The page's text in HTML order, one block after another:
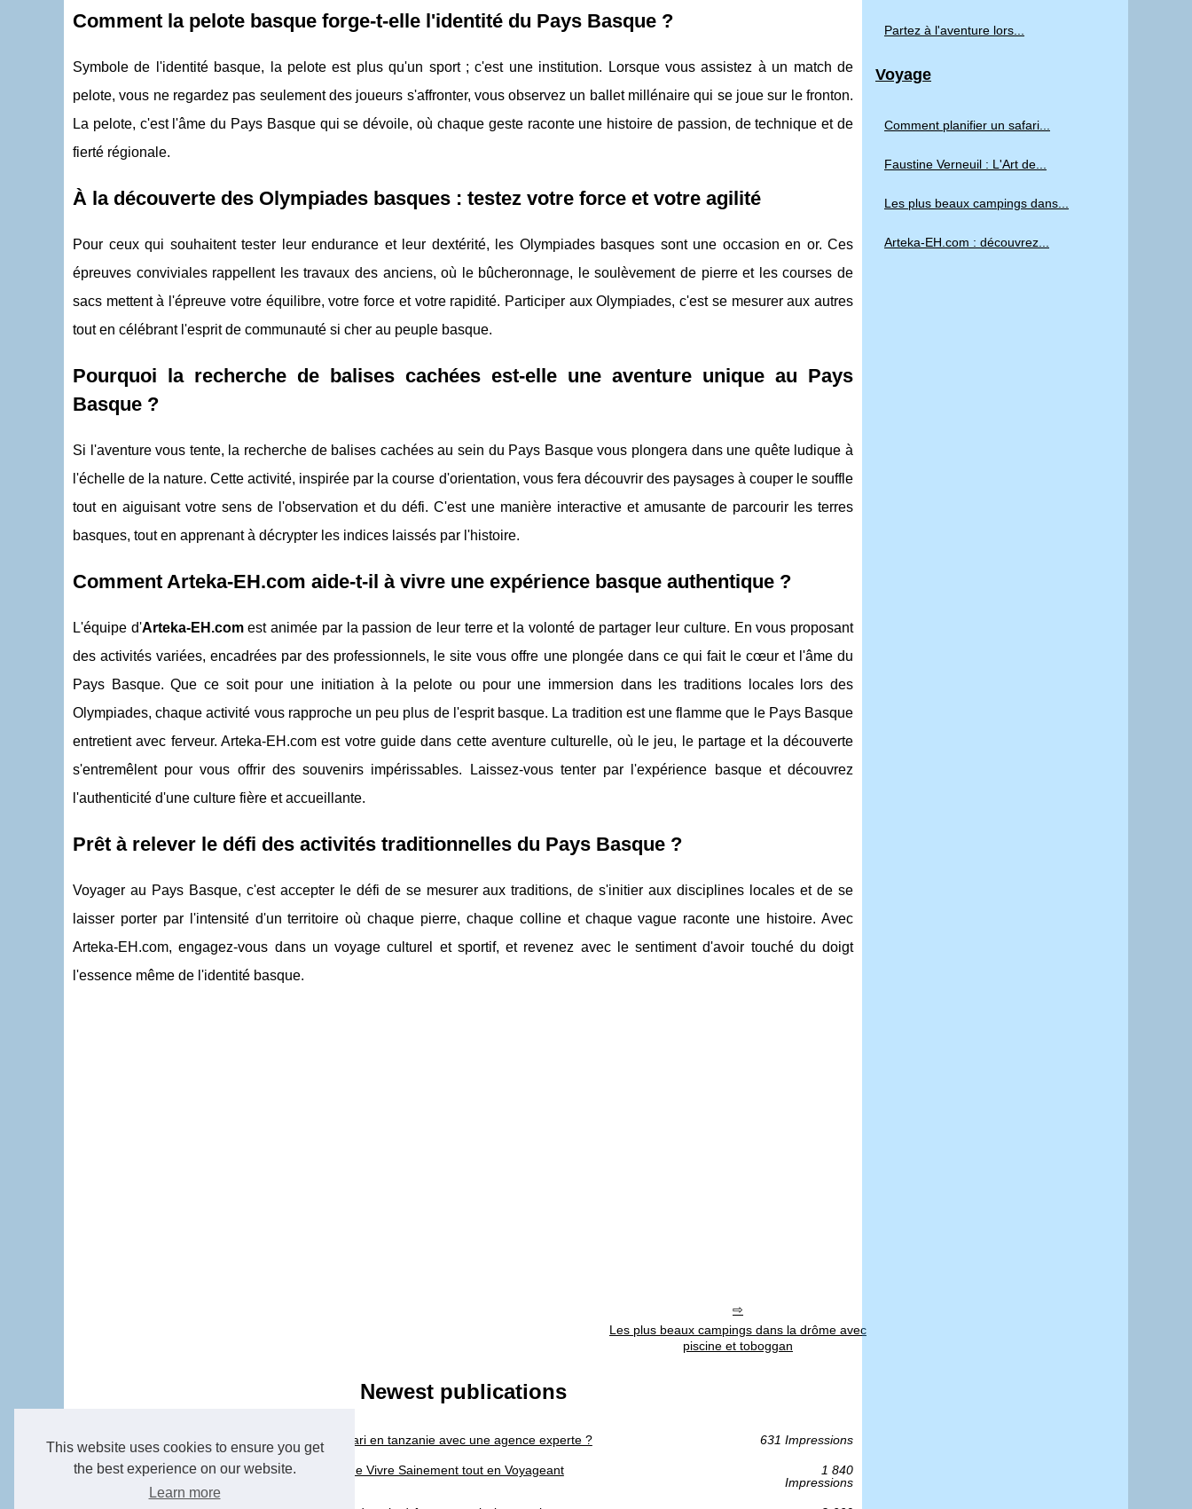
This website uses cookies to ensure you get
the best experience on our website.
Learn more
Comment la pelote basque forge-t-elle l'identité du Pays Basque ?
Symbole de l'identité basque, la pelote est plus qu'un sport ; c'est une institution. Lorsque vous assistez à un match de
pelote, vous ne regardez pas seulement des joueurs s'affronter, vous observez un ballet millénaire qui se joue sur le fronton.
La pelote, c'est l'âme du Pays Basque qui se dévoile, où chaque geste raconte une histoire de passion, de technique et de
fierté régionale.
À la découverte des Olympiades basques : testez votre force et votre agilité
Pour ceux qui souhaitent tester leur endurance et leur dextérité, les Olympiades basques sont une occasion en or. Ces
épreuves conviviales rappellent les travaux des anciens, où le bûcheronnage, le soulèvement de pierre et les courses de
sacs mettent à l'épreuve votre équilibre, votre force et votre rapidité. Participer aux Olympiades, c'est se mesurer aux autres
tout en célébrant l'esprit de communauté si cher au peuple basque.
Pourquoi la recherche de balises cachées est-elle une aventure unique au Pays
Basque ?
Si l'aventure vous tente, la recherche de balises cachées au sein du Pays Basque vous plongera dans une quête ludique à
l'échelle de la nature. Cette activité, inspirée par la course d'orientation, vous fera découvrir des paysages à couper le souffle
tout en aiguisant votre sens de l'observation et du défi. C'est une manière interactive et amusante de parcourir les terres
basques, tout en apprenant à décrypter les indices laissés par l'histoire.
Comment Arteka-EH.com aide-t-il à vivre une expérience basque authentique ?
L'équipe d'Arteka-EH.comest animée par la passion de leur terre et la volonté de partager leur culture. En vous proposant
des activités variées, encadrées par des professionnels, le site vous offre une plongée dans ce qui fait le cœur et l'âme du
Pays Basque. Que ce soit pour une initiation à la pelote ou pour une immersion dans les traditions locales lors des
Olympiades, chaque activité vous rapproche un peu plus de l'esprit basque. La tradition est une flamme que le Pays Basque
entretient avec ferveur. Arteka-EH.com est votre guide dans cette aventure culturelle, où le jeu, le partage et la découverte
s'entremêlent pour vous offrir des souvenirs impérissables. Laissez-vous tenter par l'expérience basque et découvrez
l'authenticité d'une culture fière et accueillante.
Prêt à relever le défi des activités traditionnelles du Pays Basque ?
Voyager au Pays Basque, c'est accepter le défi de se mesurer aux traditions, de s'initier aux disciplines locales et de se
laisser porter par l'intensité d'un territoire où chaque pierre, chaque colline et chaque vague raconte une histoire. Avec
Arteka-EH.com, engagez-vous dans un voyage culturel et sportif, et revenez avec le sentiment d'avoir touché du doigt
l'essence même de l'identité basque.
Les plus beaux campings dans la drôme avec
piscine et toboggan
Newest publications
23/3/2026 Comment planifier un safari en tanzanie avec une agence experte ? 631 Impressions
05/8/2025 Faustine Verneuil : L'Art de Vivre Sainement tout en Voyageant
1 840
Impressions
Partez à l'aventure lors...
Voyage
Comment planifier un safari...
Faustine Verneuil : L'Art de...
Les plus beaux campings dans...
Arteka-EH.com : découvrez...